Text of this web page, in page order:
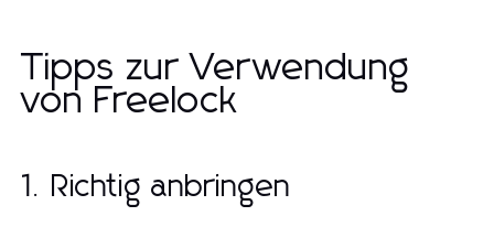
Tipps zur Verwendung
von Freelock
1. Richtig anbringen